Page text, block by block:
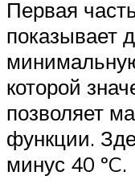
Первая
показывает
которой
позволяет
функции.
минус 40 ºC.